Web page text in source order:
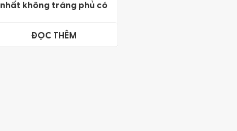
nhất không tráng phủ có
ĐỌC THÊM